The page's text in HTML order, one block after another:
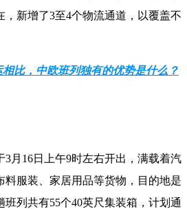
，新增了3至4个物流通道，以覆盖不
比，中欧班列独有的优势是什么？
3月 16日上午9时左右开出，满载着汽
料服装、家居用品等货物，目的地是
班列共有55个40英尺集装箱，计划通